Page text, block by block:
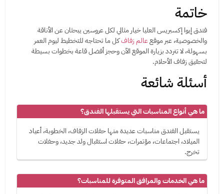
خاتمة
فندق إيوا إكسبريس العليا خيار مثالي لكل عروسين يبحثان عن الأناقة
والخصوصية، عبر موقععالم زفافكل ما تحتاجه للتخطيط ليوم العمر
بسهولة، لا تتردد بزيارة الموقع الآن وحجز أفضل قاعة بخطوات بسيطة
لتحقيق زفاف الأحلام.
أسئلة شائعة
ما هي أنواع المناسبات التي يستقبلها الفندق؟
يستقبل الفندق مناسبات عديدة منها حفلات الزفاف، الخطوبة، أعياد
الميلاد، اجتماعات، مؤتمرات، حفلات استقبال ولد جديد، وحفلات
تخرج.
ما هي الخدمات والمرافق المتوفرة للمناسبات؟